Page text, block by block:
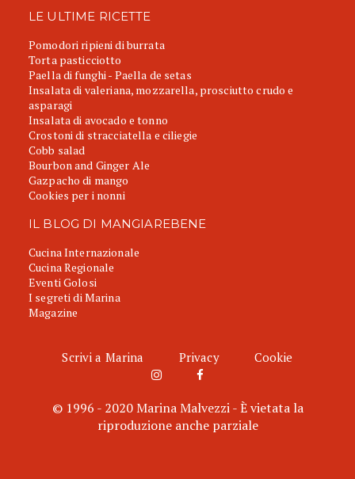
LE ULTIME RICETTE
Pomodori ripieni di burrata
Torta pasticciotto
Paella di funghi - Paella de setas
Insalata di valeriana, mozzarella, prosciutto crudo e
asparagi
Insalata di avocado e tonno
Crostoni di stracciatella e ciliegie
Cobb salad
Bourbon and Ginger Ale
Gazpacho di mango
Cookies per i nonni
IL BLOG DI MANGIAREBENE
Cucina Internazionale
Cucina Regionale
Eventi Golosi
I segreti di Marina
Magazine
Scrivi a Marina Privacy Cookie
© 1996 - 2020 Marina Malvezzi - È vietata la
riproduzione anche parziale